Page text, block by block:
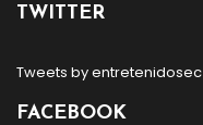
TWITTER
Tweets by entretenidosec
FACEBOOK